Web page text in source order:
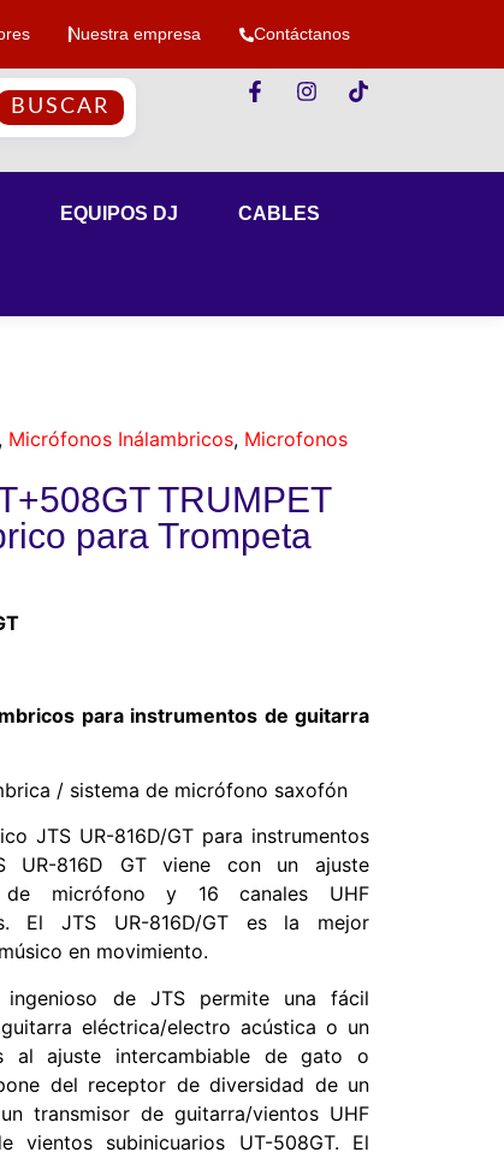
Nuestra empresa Contáctanos
BUSCAR
EQUIPOS DJ CABLES
, Micrófonos Inálambricos, Microfonos
TRUMPET
para Trompeta
para instrumentos de guitarra
/ sistema de micrófono saxofón
JTS UR-816D/GT para instrumentos
816D GT viene con un ajuste
de micrófono y 16 canales UHF
El JTS UR-816D/GT es la mejor
en movimiento.
ingenioso de JTS permite una fácil
eléctrica/electro acústica o un
al ajuste intercambiable de gato o
del receptor de diversidad de un
transmisor de guitarra/vientos UHF
vientos subinicuarios UT-508GT. El